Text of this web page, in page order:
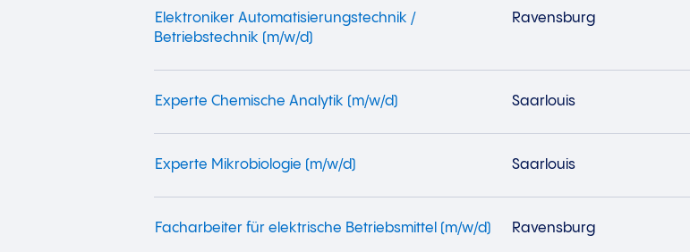
Elektroniker Automatisierungstechnik /
Betriebstechnik (m/w/d)
Ravensburg
Experte Chemische Analytik (m/w/d) Saarlouis
Experte Mikrobiologie (m/w/d) Saarlouis
Facharbeiter für elektrische Betriebsmittel (m/w/d) Ravensburg